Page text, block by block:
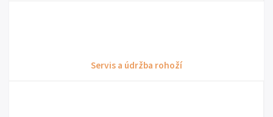
Servis a údržba rohoží